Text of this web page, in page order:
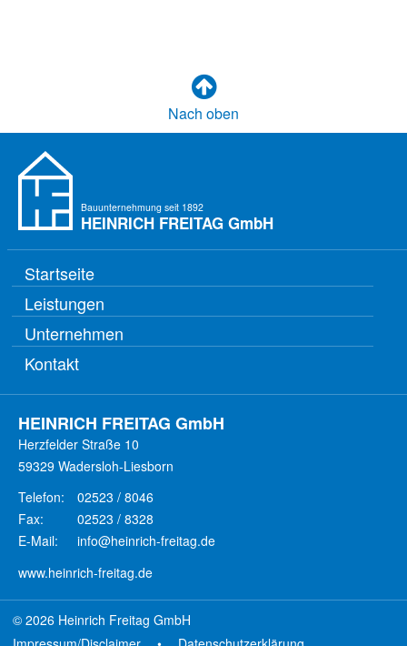
Nach oben
Bauunternehmung seit 1892
HEINRICH FREITAG GmbH
Startseite
Leistungen
Unternehmen
Kontakt
HEINRICH FREITAG GmbH
Herzfelder Straße 10
59329 Wadersloh-Liesborn
Telefon:
02523 / 8046
Fax:
02523 / 8328
E-Mail:
info@heinrich-freitag.de
www.heinrich-freitag.de
© 2026 Heinrich Freitag GmbH